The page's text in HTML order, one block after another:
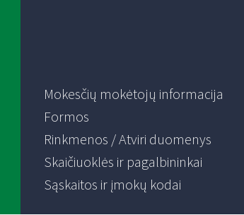
Mokesčių mokėtojų informacija
Formos
Rinkmenos / Atviri duomenys
Skaičiuoklės ir pagalbininkai
Sąskaitos ir įmokų kodai